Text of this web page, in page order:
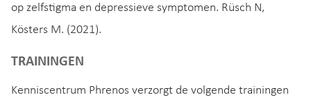
op zelfstigma en depressieve symptomen. Rüsch N,
Kösters M. (2021).
TRAININGEN
Kenniscentrum Phrenos verzorgt de volgende trainingen